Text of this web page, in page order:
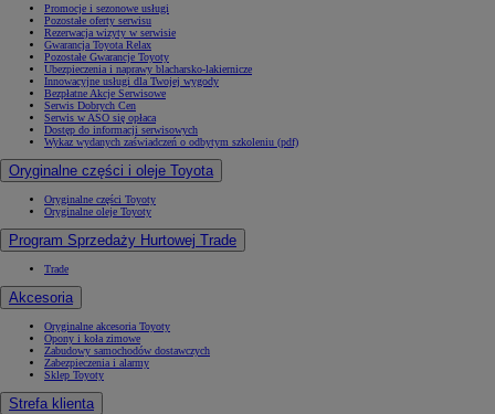
Promocje i sezonowe usługi
Pozostałe oferty serwisu
Rezerwacja wizyty w serwisie
Gwarancja Toyota Relax
Pozostałe Gwarancje Toyoty
Ubezpieczenia i naprawy blacharsko-lakiernicze
Innowacyjne usługi dla Twojej wygody
Bezpłatne Akcje Serwisowe
Serwis Dobrych Cen
Serwis w ASO się opłaca
Dostęp do informacji serwisowych
Wykaz wydanych zaświadczeń o odbytym szkoleniu (pdf)
Oryginalne części i oleje Toyota
Oryginalne części Toyoty
Oryginalne oleje Toyoty
Program Sprzedaży Hurtowej Trade
Trade
Akcesoria
Oryginalne akcesoria Toyoty
Opony i koła zimowe
Zabudowy samochodów dostawczych
Zabezpieczenia i alarmy
Sklep Toyoty
Strefa klienta